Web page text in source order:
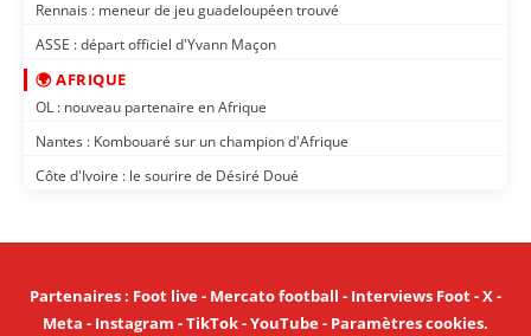
Rennais : meneur de jeu guadeloupéen trouvé
ASSE : départ officiel d'Yvann Maçon
🌍 AFRIQUE
OL : nouveau partenaire en Afrique
Nantes : Kombouaré sur un champion d'Afrique
Côte d'Ivoire : le sourire de Désiré Doué
Partenaires: Foot live- Mercato football - Interviews Foot-X-
Meta - Instagram -TikTok-YouTube- Paramètres cookies.